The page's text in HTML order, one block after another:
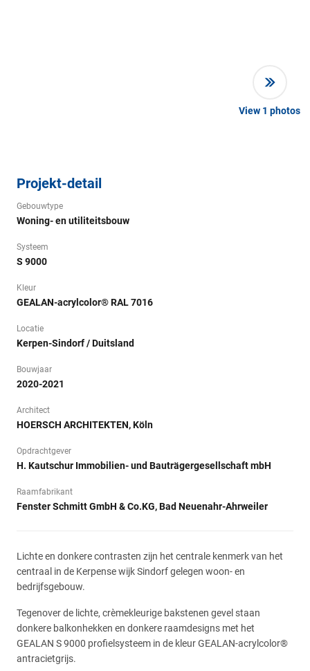
View 1 photos
Projekt-detail
Gebouwtype
Woning- en utiliteitsbouw
Systeem
S 9000
Kleur
GEALAN-acrylcolor® RAL 7016
Locatie
Kerpen-Sindorf / Duitsland
Bouwjaar
2020-2021
Architect
HOERSCH ARCHITEKTEN, Köln
Opdrachtgever
H. Kautschur Immobilien- und Bauträgergesellschaft mbH
Raamfabrikant
Fenster Schmitt GmbH & Co.KG, Bad Neuenahr-Ahrweiler
Lichte en donkere contrasten zijn het centrale kenmerk van het
centraal in de Kerpense wijk Sindorf gelegen woon- en
bedrijfsgebouw.
Tegenover de lichte, crèmekleurige bakstenen gevel staan
donkere balkonhekken en donkere raamdesigns met het
GEALAN S 9000 profielsysteem in de kleur GEALAN-acrylcolor®
antracietgrijs.